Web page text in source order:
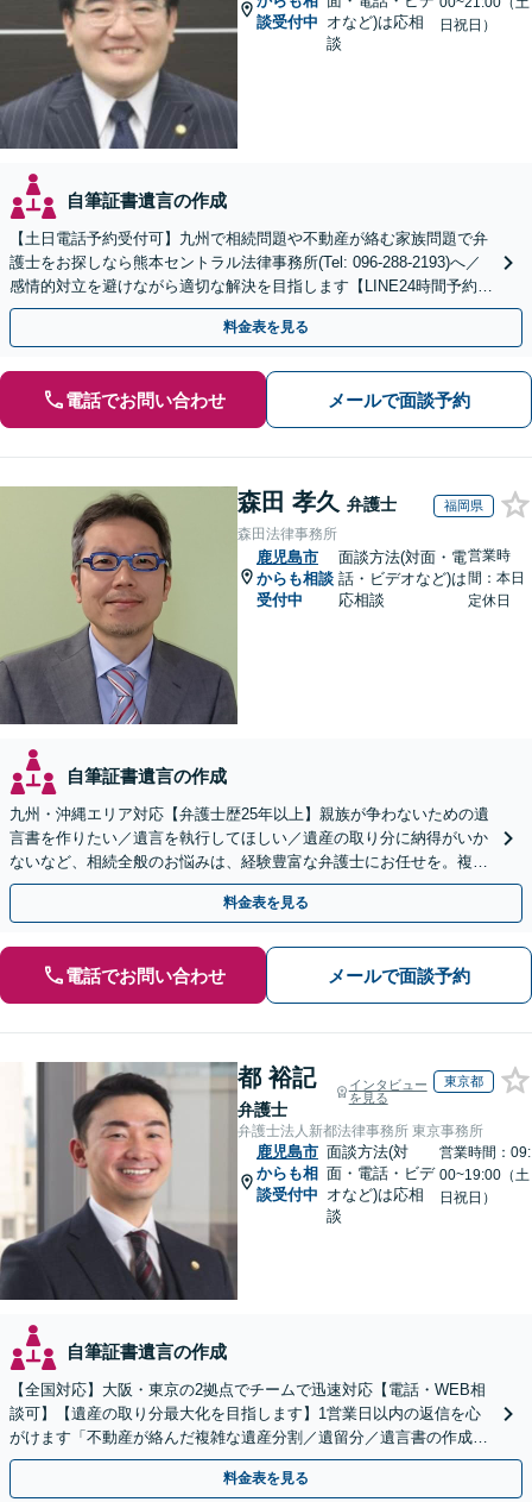
談受付中 オなど)は応相
談
日祝日）
自筆証書遺言の作成
【土日電話予約受付可】九州で相続問題や不動産が絡む家族問題で弁
護士をお探しなら熊本セントラル法律事務所(Tel: 096-288-2193)へ／
感情的対立を避けながら適切な解決を目指します【LINE24時間予約受
付可】【休日・夜間相談可】
料金表を見る
電話でお問い合わせ メールで面談予約
森田 孝久 弁護士 福岡県
森田法律事務所
鹿児島市
からも相談
受付中
面談方法(対面・電
話・ビデオなど)は
応相談
営業時
間：本日
定休日
自筆証書遺言の作成
九州・沖縄エリア対応【弁護士歴25年以上】親族が争わないための遺
言書を作りたい／遺言を執行してほしい／遺産の取り分に納得がいか
ないなど、相続全般のお悩みは、経験豊富な弁護士にお任せを。複雑
な問題も粘り強く対応し、解決に導きます。
料金表を見る
電話でお問い合わせ メールで面談予約
都 裕記
弁護士
インタビュー
を見る
東京都
弁護士法人新都法律事務所 東京事務所
鹿児島市
からも相
談受付中
面談方法(対
面・電話・ビデ
オなど)は応相
談
営業時間：09:
00~19:00（土
日祝日）
自筆証書遺言の作成
【全国対応】大阪・東京の2拠点でチームで迅速対応【電話・WEB相
談可】【遺産の取り分最大化を目指します】1営業日以内の返信を心
がけます「不動産が絡んだ複雑な遺産分割／遺留分／遺言書の作成・
執行／事業承継など、お任せください」【休日相談あり】
料金表を見る